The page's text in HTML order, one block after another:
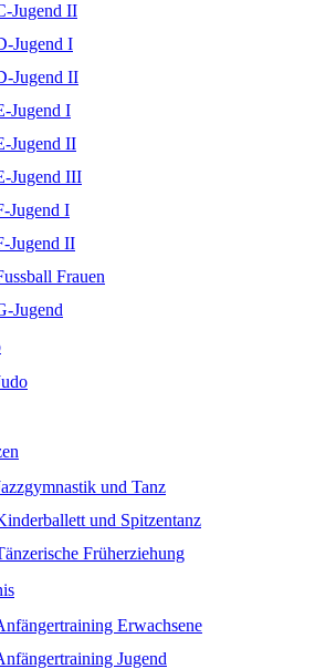
Jugend II
Jugend I
Jugend II
Jugend I
Jugend II
Jugend III
Jugend I
Jugend II
Frauen
Jugend
und Tanz
und Spitzentanz
Früherziehung
Erwachsene
Jugend